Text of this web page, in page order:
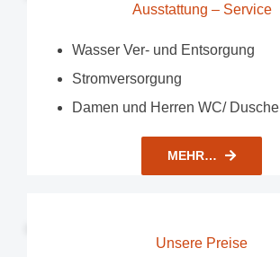
Ausstattung – Service
Wasser Ver- und Entsorgung
Stromversorgung
Damen und Herren WC/ Dusche
MEHR…
Unsere Preise